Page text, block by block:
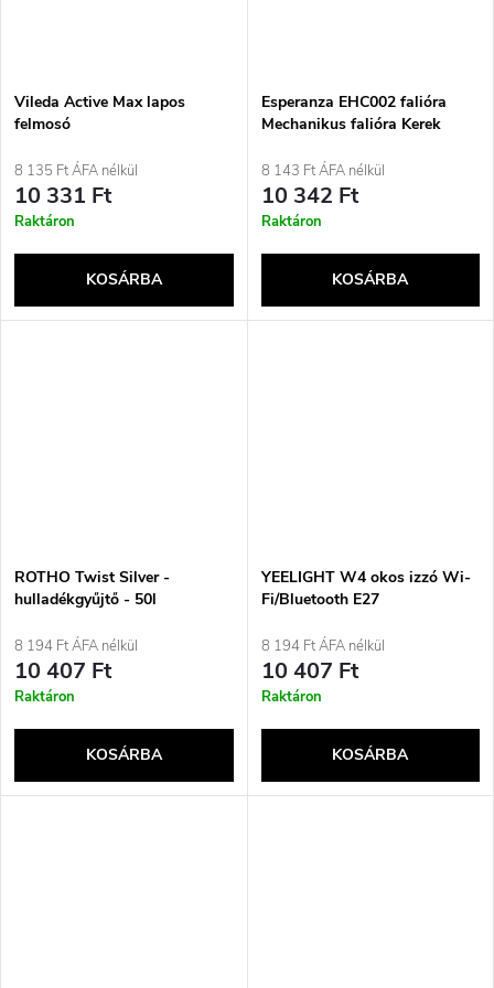
Vileda Active Max lapos
felmosó
8 135 Ft ÁFA nélkül
10 331 Ft
Raktáron
KOSÁRBA
Esperanza EHC002 falióra
Mechanikus falióra Kerek
8 143 Ft ÁFA nélkül
10 342 Ft
Raktáron
KOSÁRBA
ROTHO Twist Silver -
hulladékgyűjtő - 50l
8 194 Ft ÁFA nélkül
10 407 Ft
Raktáron
KOSÁRBA
YEELIGHT W4 okos izzó Wi-
Fi/Bluetooth E27
(YLQPD-0012) 4 darab
8 194 Ft ÁFA nélkül
10 407 Ft
Raktáron
KOSÁRBA